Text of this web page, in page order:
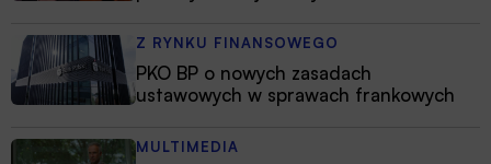
Z RYNKU FINANSOWEGO
PKO BP o nowych zasadach
ustawowych w sprawach frankowych
MULTIMEDIA